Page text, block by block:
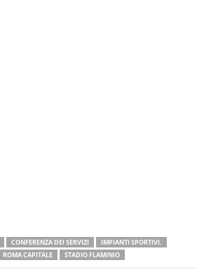
CONFERENZA DEI SERVIZI
IMPIANTI SPORTIVI.
ROMA CAPITALE STADIO FLAMINIO